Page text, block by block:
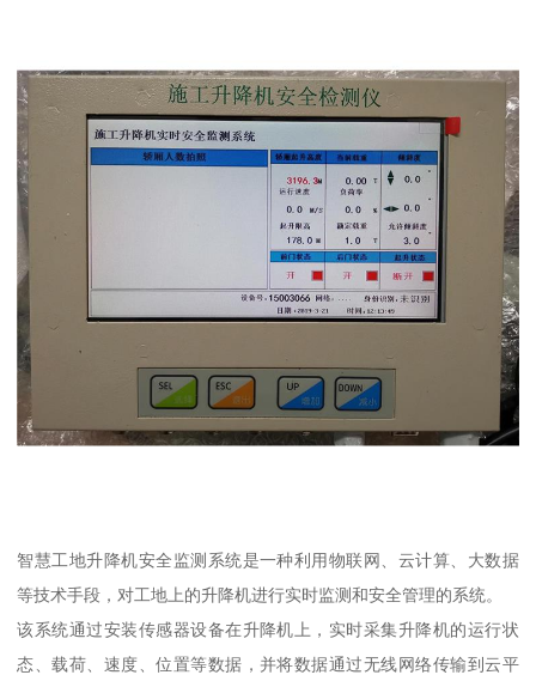
智慧工地升降机安全监测系统是一种利用物联网、云计算、大数据
等技术手段，对工地上的升降机进行实时监测和安全管理的系统。
该系统通过安装传感器设备在升降机上，实时采集升降机的运行状
态、载荷、速度、位置等数据，并将数据通过无线网络传输到云平